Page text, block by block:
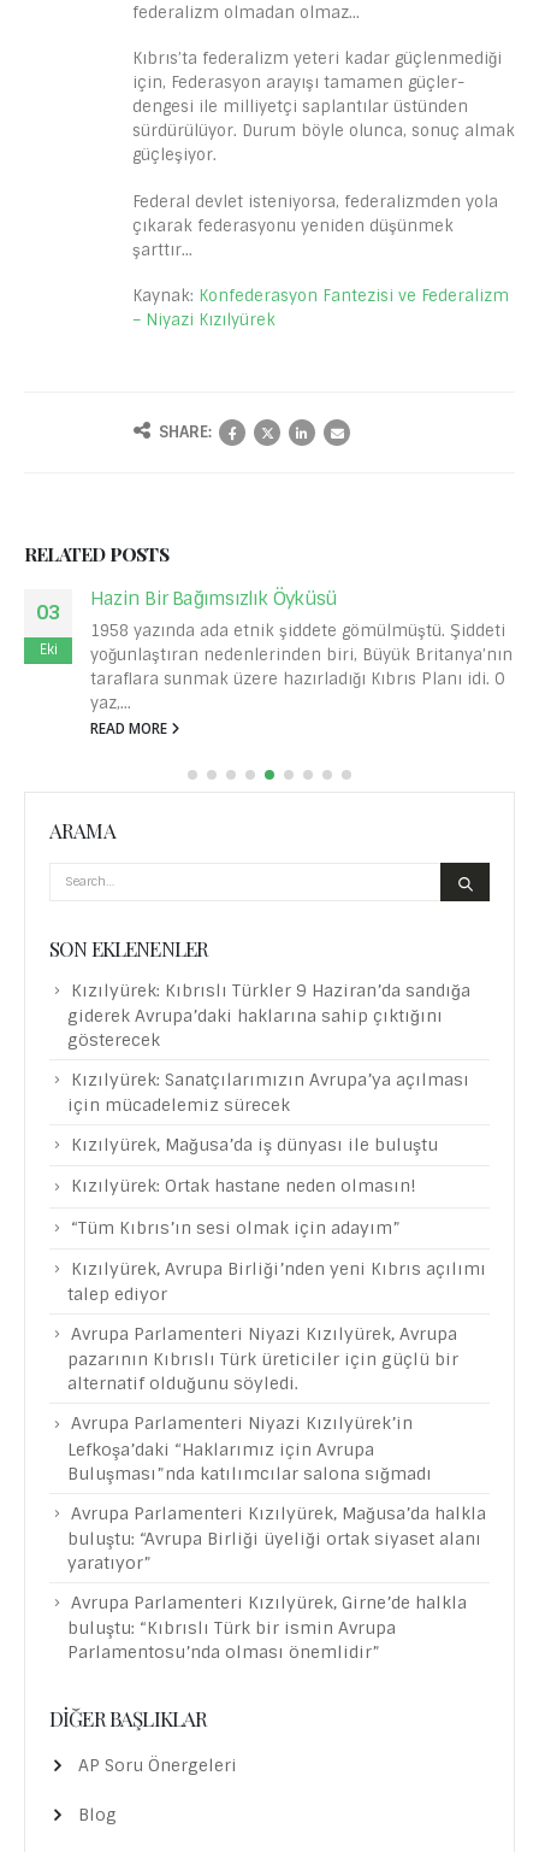
federalizm olmadan olmaz…
Kıbrıs’ta federalizm yeteri kadar güçlenmediği
için, Federasyon arayışı tamamen güçler-
dengesi ile milliyetçi saplantılar üstünden
sürdürülüyor. Durum böyle olunca, sonuç almak
güçleşiyor.
Federal devlet isteniyorsa, federalizmden yola
çıkarak federasyonu yeniden düşünmek
şarttır…
Kaynak: Konfederasyon Fantezisi ve Federalizm
– Niyazi Kızılyürek
SHARE:
RELATEDPOSTS
03
Eki
Hazin Bir Bağımsızlık Öyküsü
1958 yazında ada etnik şiddete gömülmüştü. Şiddeti
yoğunlaştıran nedenlerinden biri, Büyük Britanya’nın
taraflara sunmak üzere hazırladığı Kıbrıs Planı idi. O
yaz,...
READ MORE
ARAMA
SON EKLENENLER
Kızılyürek: Kıbrıslı Türkler 9 Haziran’da sandığa
giderek Avrupa’daki haklarına sahip çıktığını
gösterecek
Kızılyürek: Sanatçılarımızın Avrupa’ya açılması
için mücadelemiz sürecek
Kızılyürek, Mağusa’da iş dünyası ile buluştu
Kızılyürek: Ortak hastane neden olmasın!
“Tüm Kıbrıs’ın sesi olmak için adayım”
Kızılyürek, Avrupa Birliği’nden yeni Kıbrıs açılımı
talep ediyor
Avrupa Parlamenteri Niyazi Kızılyürek, Avrupa
pazarının Kıbrıslı Türk üreticiler için güçlü bir
alternatif olduğunu söyledi.
Avrupa Parlamenteri Niyazi Kızılyürek’in
Lefkoşa’daki “Haklarımız için Avrupa
Buluşması”nda katılımcılar salona sığmadı
Avrupa Parlamenteri Kızılyürek, Mağusa’da halkla
buluştu: “Avrupa Birliği üyeliği ortak siyaset alanı
yaratıyor”
Avrupa Parlamenteri Kızılyürek, Girne’de halkla
buluştu: “Kıbrıslı Türk bir ismin Avrupa
Parlamentosu’nda olması önemlidir”
DIĞER BAŞLIKLAR
AP Soru Önergeleri
Blog